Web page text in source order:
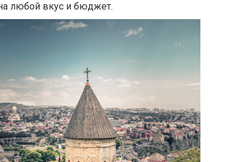
любой вкус и бюджет.